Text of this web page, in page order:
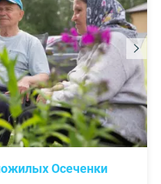
Осеченки